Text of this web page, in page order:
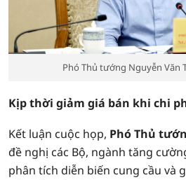
Phó Thủ tướng Nguyễn Văn
Kịp thời giảm giá bán khi chi
Kết luận cuộc họp, Phó Thủ
đề nghị các Bộ, ngành tăng
phân tích diễn biến cung cầu và